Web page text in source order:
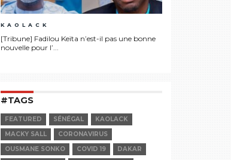
KAOLACK
[Tribune] Fadilou Keïta n’est-il pas une bonne
nouvelle pour l’...
#TAGS
FEATURED SÉNÉGAL
KAOLACK
MACKY SALL
CORONAVIRUS
OUSMANE SONKO
COVID 19
DAKAR